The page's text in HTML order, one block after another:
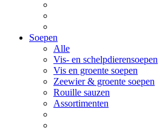
Soepen
Alle
Vis- en schelpdierensoepen
Vis en groente soepen
Zeewier & groente soepen
Rouille sauzen
Assortimenten